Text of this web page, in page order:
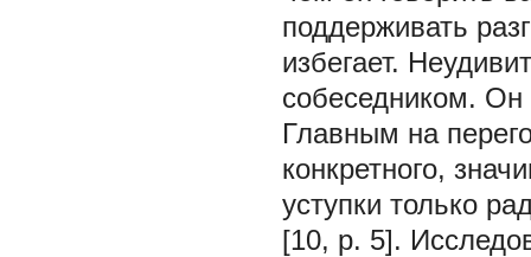
поддерживать
избегает.
собеседником. Он
Главным на
конкретного,
уступки только
[10, p. 5].